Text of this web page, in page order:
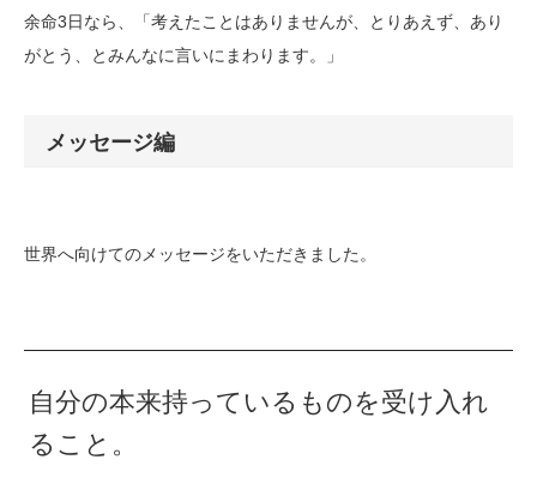
余命3日なら、「考えたことはありませんが、とりあえず、あり
がとう、とみんなに言いにまわります。」
メッセージ編
世界へ向けてのメッセージをいただきました。
自分の本来持っているものを受け入れ
ること。